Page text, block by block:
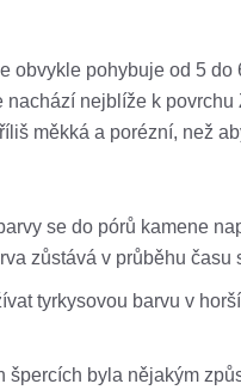
obvykle pohybuje od 5
nejblíže k
měkká a porézní, než
se do pórů kamene
zůstává v průběhu času
tyrkysovou barvu v
byla nějakým